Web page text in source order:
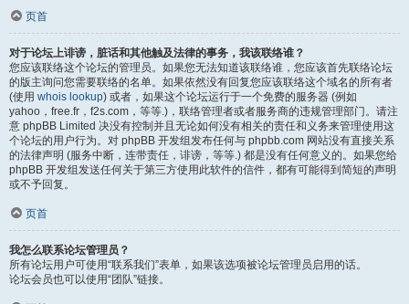
页首
对于论坛上诽谤，脏话和其他触及法律的事务，我该联络谁？
您应该联络这个论坛的管理员。如果您无法知道该联络谁，您应该首先联络论坛
的版主询问您需要联络的名单。如果依然没有回复您应该联络这个域名的所有者
(使用 whois lookup) 或者，如果这个论坛运行于一个免费的服务器 (例如
yahoo，free.fr，f2s.com，等等.)，联络管理者或者服务商的违规管理部门。请注
意 phpBB Limited 决没有控制并且无论如何没有相关的责任和义务来管理使用这
个论坛的用户行为。对 phpBB 开发组发布任何与 phpbb.com 网站没有直接关系
的法律声明 (服务中断，连带责任，诽谤，等等.) 都是没有任何意义的。如果您给
phpBB 开发组发送任何关于第三方使用此软件的信件，都有可能得到简短的声明
或不予回复。
页首
我怎么联系论坛管理员？
所有论坛用户可使用“联系我们”表单，如果该选项被论坛管理员启用的话。
论坛会员也可以使用“团队”链接。